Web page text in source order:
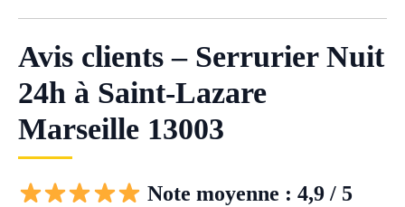
Avis clients – Serrurier Nuit
24h à Saint-Lazare
Marseille 13003
Note moyenne : 4,9 / 5